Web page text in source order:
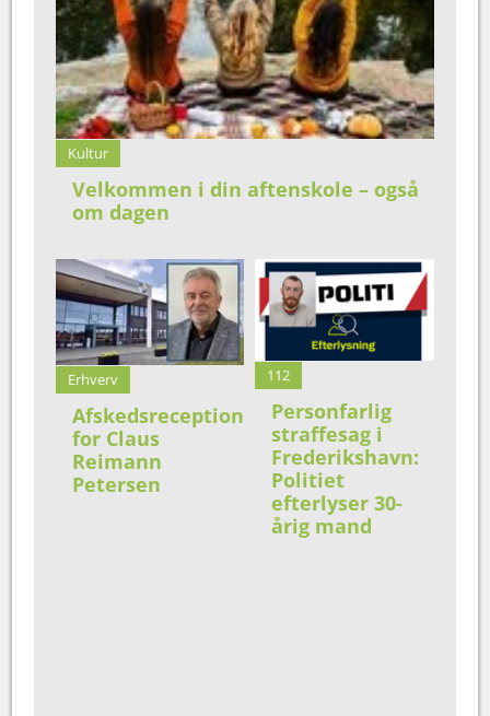
Kultur
Velkommen i din aftenskole – også
om dagen
Erhverv
Afskedsreception
for Claus
Reimann
Petersen
112
Personfarlig
straffesag i
Frederikshavn:
Politiet
efterlyser 30-
årig mand